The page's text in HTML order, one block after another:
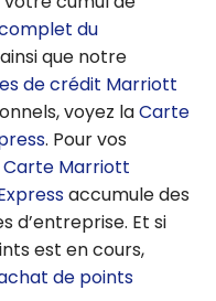
du
ainsi que notre
de crédit Marriott
voyez laCarte
. Pour vos
Carte Marriott
accumule des
d’entreprise. Et si
est en cours,
de points